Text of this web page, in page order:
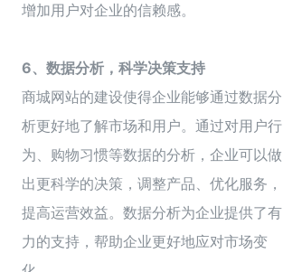
增加用户对企业的信赖感。
6、数据分析，科学决策支持
商城网站的建设使得企业能够通过数据分
析更好地了解市场和用户。通过对用户行
为、购物习惯等数据的分析，企业可以做
出更科学的决策，调整产品、优化服务，
提高运营效益。数据分析为企业提供了有
力的支持，帮助企业更好地应对市场变